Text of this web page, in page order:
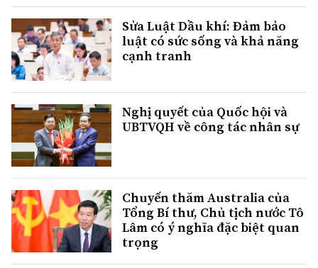
Sửa Luật Dầu khí: Đảm bảo
luật có sức sống và khả năng
cạnh tranh
Nghị quyết của Quốc hội và
UBTVQH về công tác nhân sự
Chuyến thăm Australia của
Tổng Bí thư, Chủ tịch nước Tô
Lâm có ý nghĩa đặc biệt quan
trọng